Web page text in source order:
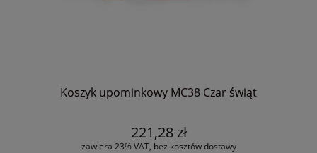
Koszyk upominkowy MC38 Czar świąt
221,28 zł
zawiera 23% VAT, bez kosztów dostawy